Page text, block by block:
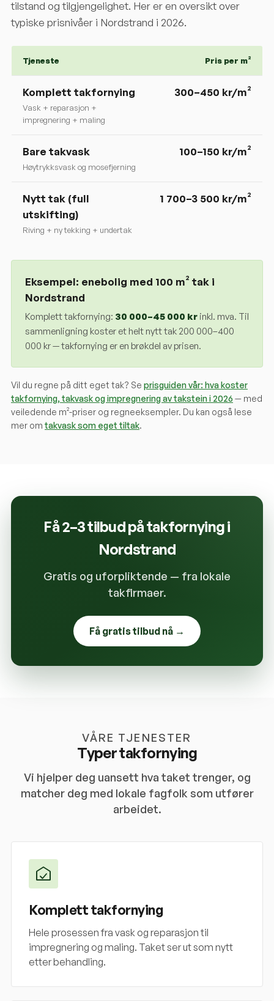
tilstand og tilgjengelighet. Her er en oversikt over
typiske prisnivåer i Nordstrand i 2026.
Tjeneste Pris per m²
Komplett takfornying
Vask + reparasjon +
impregnering + maling
300–450 kr/m²
Bare takvask
Høytrykksvask og mosefjerning
100–150 kr/m²
Nytt tak (full
utskifting)
Riving + ny tekking + undertak
1 700–3 500 kr/m²
Eksempel: enebolig med 100 m² tak i
Nordstrand
Komplett takfornying: 30 000–45 000 kr inkl. mva. Til
sammenligning koster et helt nytt tak 200 000–400
000 kr — takfornying er en brøkdel av prisen.
Vil du regne på ditt eget tak? Se prisguiden vår: hva koster
takfornying, takvask og impregnering av takstein i 2026 — med
veiledende m²-priser og regneeksempler. Du kan også lese
mer om takvask som eget tiltak.
Få 2–3 tilbud på takfornying i
Nordstrand
Gratis og uforpliktende — fra lokale
takfirmaer.
Få gratis tilbud nå →
VÅRE TJENESTER
Typer takfornying
Vi hjelper deg uansett hva taket trenger, og
matcher deg med lokale fagfolk som utfører
arbeidet.
Komplett takfornying
Hele prosessen fra vask og reparasjon til
impregnering og maling. Taket ser ut som nytt
etter behandling.